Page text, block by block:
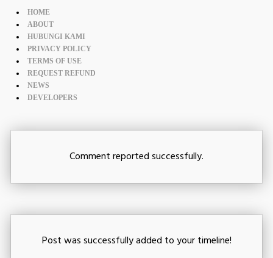
HOME
ABOUT
HUBUNGI KAMI
PRIVACY POLICY
TERMS OF USE
REQUEST REFUND
NEWS
DEVELOPERS
Comment reported successfully.
Post was successfully added to your timeline!